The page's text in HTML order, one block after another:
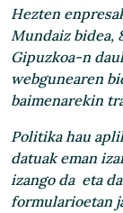
Hezten
Mundaiz bidea,
Gipuzkoa-n
webgunearen
baimenarekin
Politika hau
datuak eman
izango da eta
formularioetan